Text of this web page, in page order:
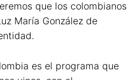
que los colombianos
María González de
es el programa que